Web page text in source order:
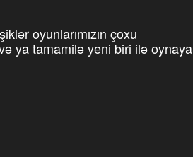
oyunlarımızın çoxu
ya tamamilə yeni biri ilə oynaya